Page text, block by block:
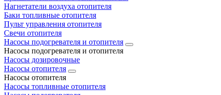
Нагнетатели воздуха отопителя
Баки топливные отопителя
Пульт управления отопителя
Свечи отопителя
Насосы подогревателя и отопителя
Насосы подогревателя и отопителя
Насосы дозировочные
Насосы отопителя
Насосы отопителя
Насосы топливные отопителя